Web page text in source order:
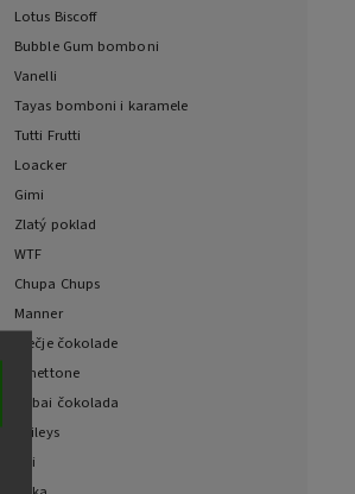
Lotus Biscoff
Bubble Gum bomboni
Vanelli
Tayas bomboni i karamele
Tutti Frutti
Loacker
Gimi
Zlatý poklad
WTF
Chupa Chups
Manner
Dječje čokolade
Panettone
Dubai čokolada
Baileys
Fizi